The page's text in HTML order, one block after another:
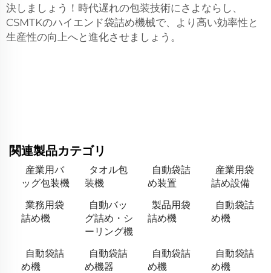
決しましょう！時代遅れの包装技術にさよならし、
CSMTKのハイエンド袋詰め機械で、より高い効率性と
生産性の向上へと進化させましょう。
関連製品カテゴリ
産業用バ
ッグ包装機
タオル包
装機
自動袋詰
め装置
産業用袋
詰め設備
業務用袋
詰め機
自動バッ
グ詰め・シ
ーリング機
製品用袋
詰め機
自動袋詰
め機
自動袋詰
め機
自動袋詰
め機器
自動袋詰
め機
自動袋詰
め機